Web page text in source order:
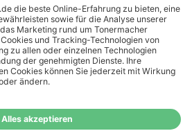
an Ampertec Artikeln in Ihrem Warenkorb, ist der